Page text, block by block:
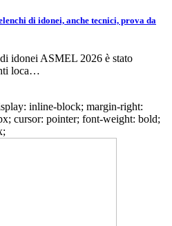
di idonei, anche tecnici, prova da
idonei ASMEL 2026 è stato
loca…
inline-block; margin-right:
cursor: pointer; font-weight: bold;